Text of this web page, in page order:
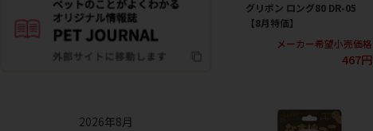
グリボン ロング80 DR-05
【8月特価】
メーカー希望小売価格
467円
2026年8月